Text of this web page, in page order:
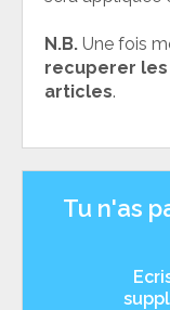
N.B. Une fois
recuperer
articles.
Tu n'as